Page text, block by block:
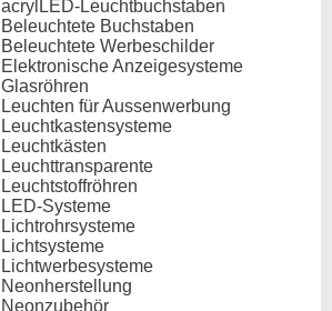
acrylLED-Leuchtbuchstaben
Beleuchtete Buchstaben
Beleuchtete Werbeschilder
Elektronische Anzeigesysteme
Glasröhren
Leuchten für Aussenwerbung
Leuchtkastensysteme
Leuchtkästen
Leuchttransparente
Leuchtstoffröhren
LED-Systeme
Lichtrohrsysteme
Lichtsysteme
Lichtwerbesysteme
Neonherstellung
Neonzubehör